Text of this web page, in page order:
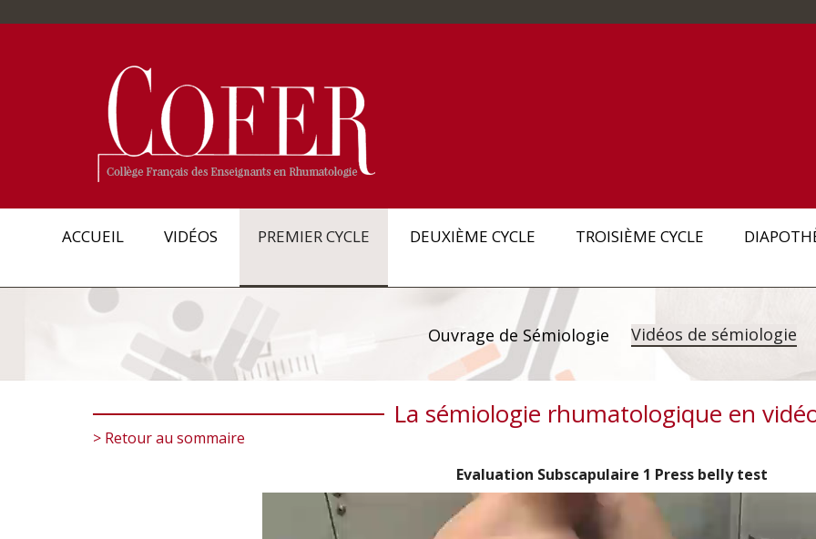
ACCUEIL VIDÉOS PREMIER CYCLE DEUXIÈME CYCLE TROISIÈME CYCLE
Ouvrage de Sémiologie Vidéos de sémiologie
La sémiologie rhumatologique en
> Retour au sommaire
Evaluation Subscapulaire 1 Press belly test